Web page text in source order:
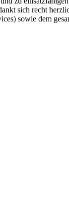
sich recht
sowie dem